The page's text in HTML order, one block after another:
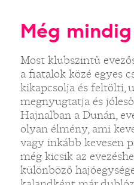
Még
Most klubszintű
a fiatalok közé egyes
kikapcsolja és feltölti,
megnyugtatja és
Hajnalban a Dunán,
olyan élmény, ami
vagy inkább kevesen
még kicsik az
különböző